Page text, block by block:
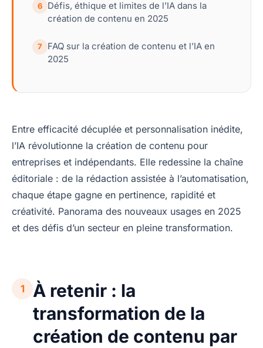
6
Défis, éthique et limites de l’IA dans la
création de contenu en 2025
7
FAQ sur la création de contenu et l’IA en
2025
Entre efficacité décuplée et personnalisation inédite,
l’IA révolutionne la création de contenu pour
entreprises et indépendants. Elle redessine la chaîne
éditoriale : de la rédaction assistée à l’automatisation,
chaque étape gagne en pertinence, rapidité et
créativité. Panorama des nouveaux usages en 2025
et des défis d’un secteur en pleine transformation.
1
À retenir : la
transformation de la
création de contenu par